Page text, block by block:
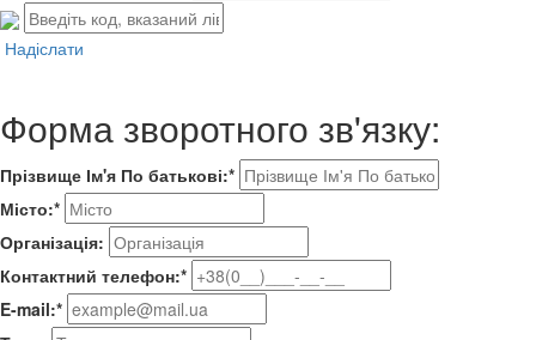
Надіслати
Форма зворотного зв'язку:
Прізвище Ім'я По батькові:*
Місто:*
Організація:
Контактний телефон:*
E-mail:*